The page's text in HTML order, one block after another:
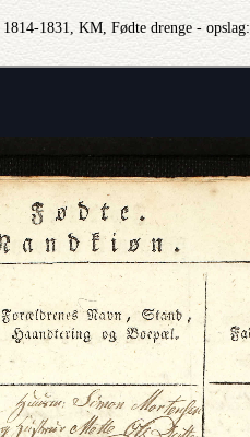
1831, KM, Fødte drenge - opslag: